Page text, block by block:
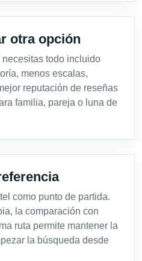
otra opción
todo incluido
menos escalas,
reputación de reseñas
familia, pareja o luna de
como punto de partida.
la comparación con
ruta permite mantener la
la búsqueda desde